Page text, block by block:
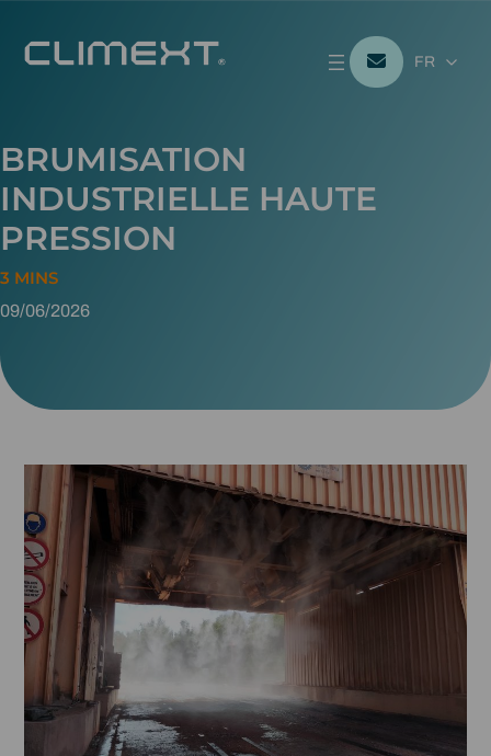
FR
BRUMISATION
INDUSTRIELLE HAUTE
PRESSION
09/06/2026